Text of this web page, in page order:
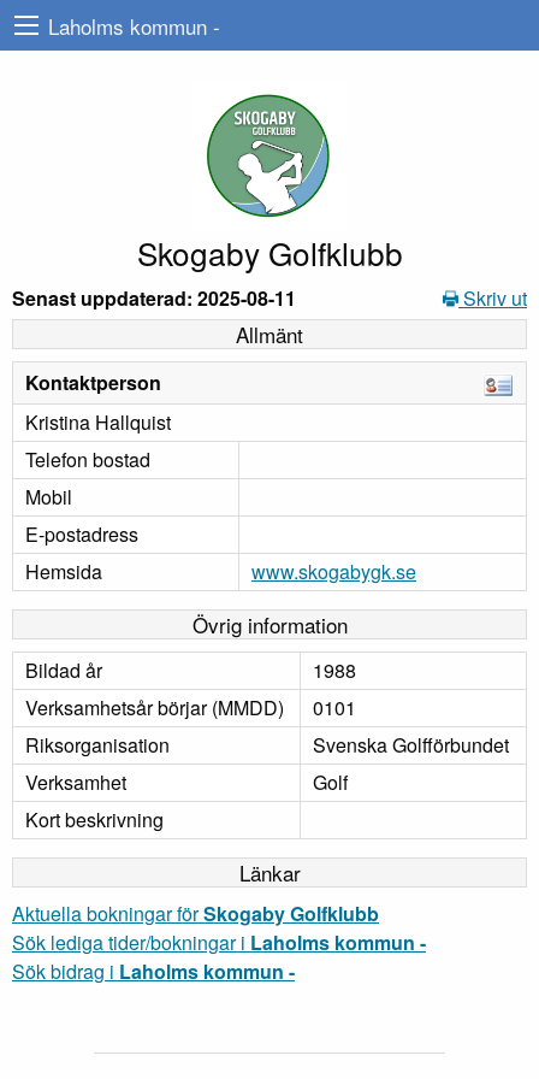
Laholms kommun -
Skogaby Golfklubb
Senast uppdaterad: 2025-08-11 Skriv ut
Allmänt
Kontaktperson
Kristina Hallquist
Telefon bostad
Mobil
E-postadress
Hemsida
www.skogabygk.se
Övrig information
Bildad år
1988
Verksamhetsår börjar (MMDD)
0101
Riksorganisation
Svenska Golfförbundet
Verksamhet
Golf
Kort beskrivning
Länkar
Aktuella bokningar förSkogaby Golfklubb
Sök lediga tider/bokningar i Laholms kommun -
Sök bidrag i Laholms kommun -